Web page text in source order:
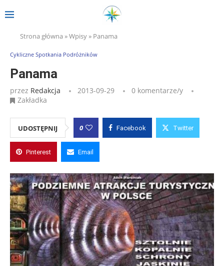
Strona główna »Wpisy» Panama
Cykliczne Spotkania Podróżników
Panama
przez Redakcja 2013-09-29
0 komentarze/y
Zakładka
UDOSTĘPNIJ 0 Facebook Twitter
Pinterest Email